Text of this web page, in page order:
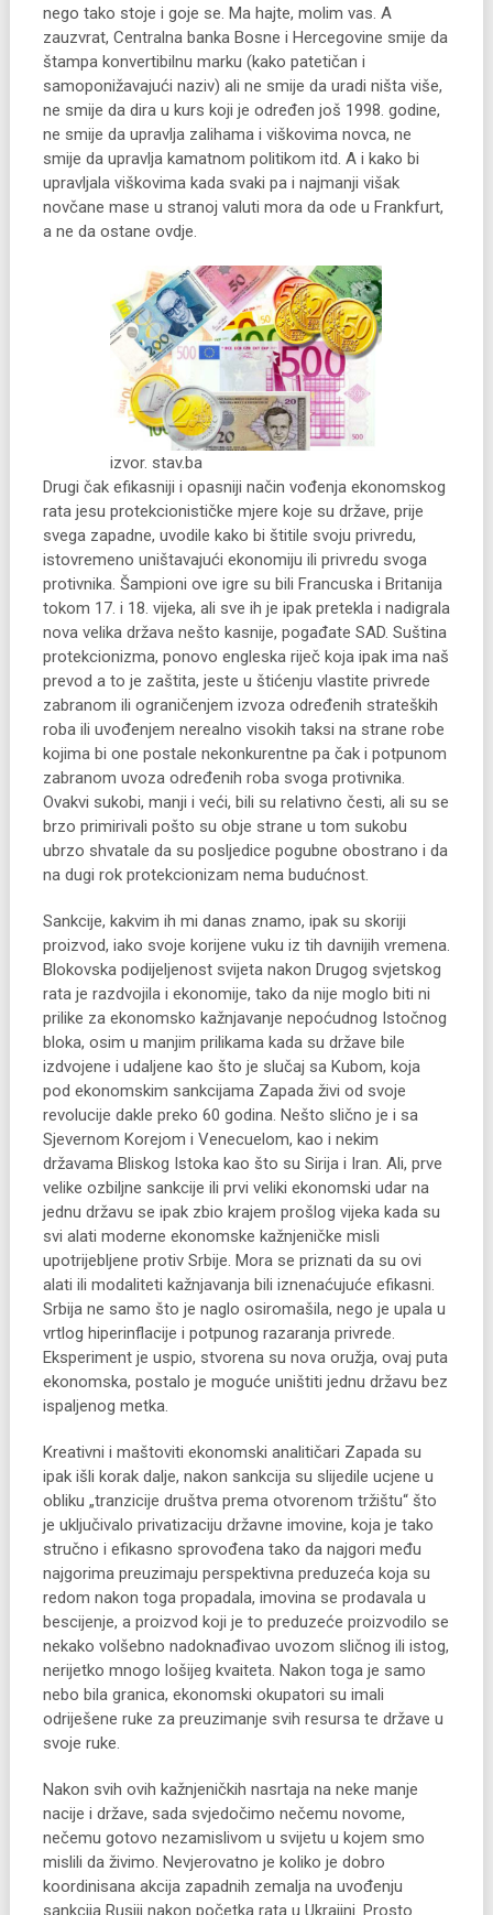
nego tako stoje i goje se. Ma hajte, molim vas. A
zauzvrat, Centralna banka Bosne i Hercegovine smije da
štampa konvertibilnu marku (kako patetičan i
samoponižavajući naziv) ali ne smije da uradi ništa više,
ne smije da dira u kurs koji je određen još 1998. godine,
ne smije da upravlja zalihama i viškovima novca, ne
smije da upravlja kamatnom politikom itd. A i kako bi
upravljala viškovima kada svaki pa i najmanji višak
novčane mase u stranoj valuti mora da ode u Frankfurt,
a ne da ostane ovdje.
izvor. stav.ba
Drugi čak efikasniji i opasniji način vođenja ekonomskog
rata jesu protekcionističke mjere koje su države, prije
svega zapadne, uvodile kako bi štitile svoju privredu,
istovremeno uništavajući ekonomiju ili privredu svoga
protivnika. Šampioni ove igre su bili Francuska i Britanija
tokom 17. i 18. vijeka, ali sve ih je ipak pretekla i nadigrala
nova velika država nešto kasnije, pogađate SAD. Suština
protekcionizma, ponovo engleska riječ koja ipak ima naš
prevod a to je zaštita, jeste u štićenju vlastite privrede
zabranom ili ograničenjem izvoza određenih strateških
roba ili uvođenjem nerealno visokih taksi na strane robe
kojima bi one postale nekonkurentne pa čak i potpunom
zabranom uvoza određenih roba svoga protivnika.
Ovakvi sukobi, manji i veći, bili su relativno česti, ali su se
brzo primirivali pošto su obje strane u tom sukobu
ubrzo shvatale da su posljedice pogubne obostrano i da
na dugi rok protekcionizam nema budućnost.
Sankcije, kakvim ih mi danas znamo, ipak su skoriji
proizvod, iako svoje korijene vuku iz tih davnijih vremena.
Blokovska podijeljenost svijeta nakon Drugog svjetskog
rata je razdvojila i ekonomije, tako da nije moglo biti ni
prilike za ekonomsko kažnjavanje nepoćudnog Istočnog
bloka, osim u manjim prilikama kada su države bile
izdvojene i udaljene kao što je slučaj sa Kubom, koja
pod ekonomskim sankcijama Zapada živi od svoje
revolucije dakle preko 60 godina. Nešto slično je i sa
Sjevernom Korejom i Venecuelom, kao i nekim
državama Bliskog Istoka kao što su Sirija i Iran. Ali, prve
velike ozbiljne sankcije ili prvi veliki ekonomski udar na
jednu državu se ipak zbio krajem prošlog vijeka kada su
svi alati moderne ekonomske kažnjeničke misli
upotrijebljene protiv Srbije. Mora se priznati da su ovi
alati ili modaliteti kažnjavanja bili iznenaćujuće efikasni.
Srbija ne samo što je naglo osiromašila, nego je upala u
vrtlog hiperinflacije i potpunog razaranja privrede.
Eksperiment je uspio, stvorena su nova oružja, ovaj puta
ekonomska, postalo je moguće uništiti jednu državu bez
ispaljenog metka.
Kreativni i maštoviti ekonomski analitičari Zapada su
ipak išli korak dalje, nakon sankcija su slijedile ucjene u
obliku „tranzicije društva prema otvorenom tržištu“ što
je uključivalo privatizaciju državne imovine, koja je tako
stručno i efikasno sprovođena tako da najgori među
najgorima preuzimaju perspektivna preduzeća koja su
redom nakon toga propadala, imovina se prodavala u
bescijenje, a proizvod koji je to preduzeće proizvodilo se
nekako volšebno nadoknađivao uvozom sličnog ili istog,
nerijetko mnogo lošijeg kvaiteta. Nakon toga je samo
nebo bila granica, ekonomski okupatori su imali
odriješene ruke za preuzimanje svih resursa te države u
svoje ruke.
Nakon svih ovih kažnjeničkih nasrtaja na neke manje
nacije i države, sada svjedočimo nečemu novome,
nečemu gotovo nezamislivom u svijetu u kojem smo
mislili da živimo. Nevjerovatno je koliko je dobro
koordinisana akcija zapadnih zemalja na uvođenju
sankcija Rusiji nakon početka rata u Ukrajini. Prosto